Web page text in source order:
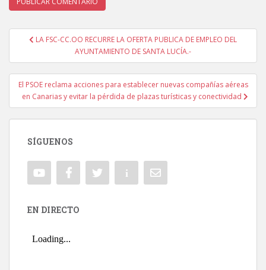
Navegación de entradas
LA FSC-CC.OO RECURRE LA OFERTA PUBLICA DE EMPLEO DEL
AYUNTAMIENTO DE SANTA LUCÍA.-
El PSOE reclama acciones para establecer nuevas compañías aéreas
en Canarias y evitar la pérdida de plazas turísticas y conectividad
SÍGUENOS
EN DIRECTO